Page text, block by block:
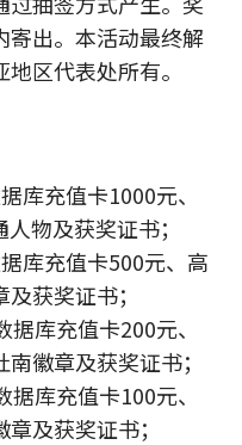
寄出。本活动最终解
区代表处所有。
库充值卡1000元、
物及获奖证书；
库充值卡500元、高
获奖证书；
库充值卡200元、
徽章及获奖证书；
库充值卡100元、
及获奖证书；